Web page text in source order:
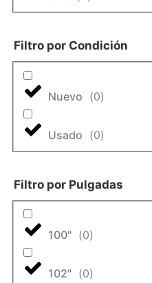
Filtro por Condición
Nuevo (0)
Usado (0)
Filtro por Pulgadas
100" (0)
102" (0)